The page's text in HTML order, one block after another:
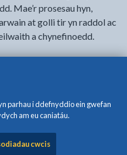
parhau i ddefnyddio ein gwefan
am eu caniatáu.
cwcis
Mae’r prosesau hyn,
at golli tir yn raddol ac
a chynefinoedd.